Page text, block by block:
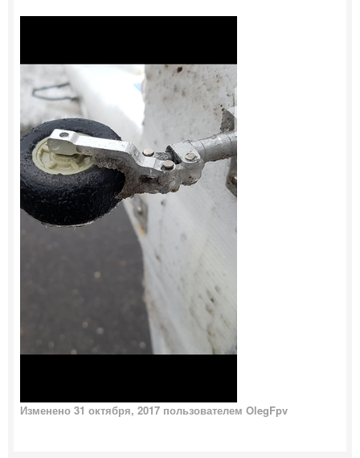
Изменено 31 октября, 2017 пользователем OlegFpv